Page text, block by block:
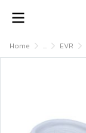
Home ... EVR